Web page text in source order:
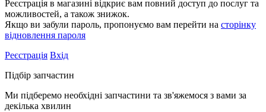
Реєстрація в магазині відкриє вам повний доступ до послуг та
можливостей, а також знижок.
Якщо ви забули пароль, пропонуємо вам перейти на сторінку
відновлення пароля
Реєстрація Вхід
Підбір запчастин
Ми підберемо необхідні запчастини та зв'яжемося з вами за
декілька хвилин